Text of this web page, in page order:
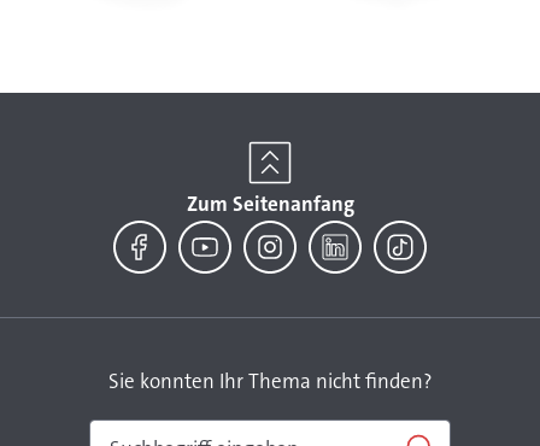
Zum Seitenanfang
Sie konnten Ihr Thema nicht finden?